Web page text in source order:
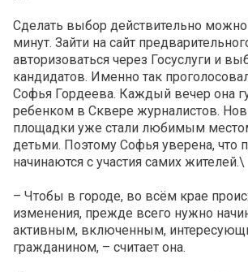
Сделать выбор действительно можно
минут. Зайти на сайт
авторизоваться через Госуслуги и
кандидатов. Именно так
Софья Гордеева. Каждый вечер она
ребенком в Сквере журналистов.
площадки уже стали любимым
детьми. Поэтому Софья уверена, что
начинаются с участия самих жителей.\
– Чтобы в городе, во всём крае
изменения, прежде всего нужно
активным, включенным,
гражданином, – считает она.